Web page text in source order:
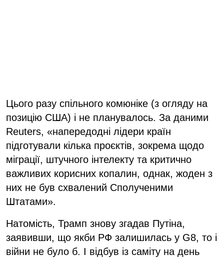
Цього разу спільного комюніке (з огляду на
позицію США) і не планувалось. За даними
Reuters, «напередодні лідери країн
підготували кілька проєктів, зокрема щодо
міграції, штучного інтелекту та критично
важливих корисних копалин, однак, жоден з
них не був схвалений Сполученими
Штатами».
Натомість, Трамп знову згадав Путіна,
заявивши, що якби РФ залишилась у G8, то і
війни не було б. І відбув із саміту на день